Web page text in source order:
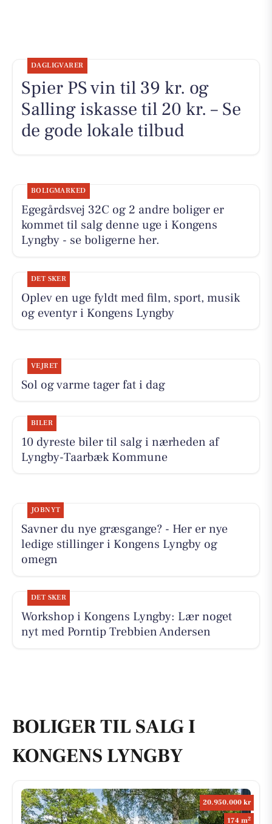
DAGLIGVARER
Spier PS vin til 39 kr. og
Salling iskasse til 20 kr. – Se
de gode lokale tilbud
BOLIGMARKED
Egegårdsvej 32C og 2 andre boliger er
kommet til salg denne uge i Kongens
Lyngby - se boligerne her.
DET SKER
Oplev en uge fyldt med film, sport, musik
og eventyr i Kongens Lyngby
VEJRET
Sol og varme tager fat i dag
BILER
10 dyreste biler til salg i nærheden af
Lyngby-Taarbæk Kommune
JOBNYT
Savner du nye græsgange? - Her er nye
ledige stillinger i Kongens Lyngby og
omegn
DET SKER
Workshop i Kongens Lyngby: Lær noget
nyt med Porntip Trebbien Andersen
BOLIGER TIL SALG I
KONGENS LYNGBY
20.950.000 kr
174 m2